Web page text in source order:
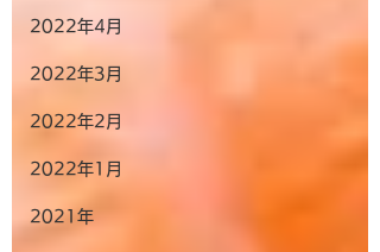
2022年4月
2022年3月
2022年2月
2022年1月
2021年